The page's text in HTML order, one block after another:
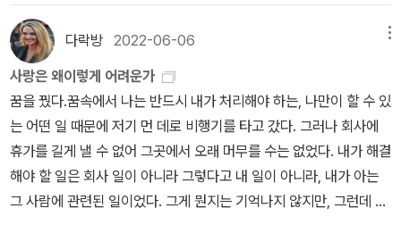
에게 사랑이 없다면 빈 껍데기 아닐까. 꼭 남녀간의 사랑이 아니어도,
지나가다 마주친 풍경을사랑하고, 하는 일을 사랑하고, 내 주변의 사
람들, 물건들, 그 모든 것들을 향한 애정이 샘솟을 때에 그 사람이 만
들어내는 에너지는 생각보다 훨씬 더 무궁무진하다.나는 일곱번째 파
도를 똑바로 바라볼 것이다. 그리고 용기를 내야지. 에미와 레오처
럼.... 소설 속 주인공들에 내 모습을 투사하고, 삶의 지혜를 발견할 수
있다면 이 책을 읽은 시간들이 결코 아깝지 않을 것이다.
남편에게도 인증사진을 보내줘야하지 않겠냐, 이렇게 찍어 올리지 않
으면 이 코스 왔다고 사람들이 믿어주지 않는다, 농담 반 웃으며 이야
기해서 거부할 수가 없었다. 최근에 등산을 자주 갔었는데 이번에 다
녀오고 난 뒤 가장 지쳤다. 멧돼지 나올까 봐 조금 서둘러 걷더라도 혼
자 하는 등산이 최고였다. 어떤 말은 곧이곧대로 받아들여지지 않는
다. 즐거웠지만 사진 찍어야 하는게 부담스러워 탈퇴한다고 문자로
간략히 알렸다. 억지로 안 찍어도 된다고 답신이 오고 전화가 왔다. 부
탁하지 않았는데 나를 찍었던 사진들을 보내며 본인 스맛폰에서도 지
주는 사람이지만 만약 그와 사귀게 되고 또 그렇게 다른 남자를 잃었
듯 잃게 된다면, 조쉬는 진짜 너무 좋기 때문에, 그 상실감을 자신이
감당할 수 없을 거라고, 무너질거라고 생각한다. 그래서 어쨋든 조쉬
와는 친구, 가장 좋은 친구여야 하는 것이다. 그러면 이 관계는 유지될
수 있다!조쉬는 최근에 여자친구와 헤어졌다. 여자친구가 오랫동안
바람피우고 있었다는 사실을 알게 됐고 그 때문에 마음이 상해 집에
서 꼼짝도 안하고 망가질뻔 했는데, 헤이즐이 더블 데이트를 제안해
온다. 우리 서로에게 이성을 소개시켜주고 더블데이트를 하자. 그렇
게 자신들의 인맥을 총동원해, 한 번 두 번 세 번 네 번.. 더블데이트를
다락방 2022-06-06
사랑은 왜이렇게 어려운가
꿈을 꿨다.꿈속에서 나는 반드시 내가 처리해야 하는, 나만이 할 수 있
는 어떤 일 때문에 저기 먼 데로 비행기를 타고 갔다. 그러나 회사에
휴가를 길게 낼 수 없어 그곳에서 오래 머무를 수는 없었다. 내가 해결
해야 할 일은 회사 일이 아니라 그렇다고 내 일이 아니라, 내가 아는
그 사람에 관련된 일이었다. 그게 뭔지는 기억나지 않지만, 그런데 반